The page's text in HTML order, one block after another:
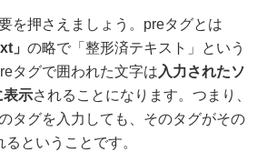
を押さえましょう。preタグとは
」 の略で「整形済テキスト」という
タグで囲われた文字は入力されたソ
表示されることになります。つまり、
タグを入力しても、そのタグがその
ということです。